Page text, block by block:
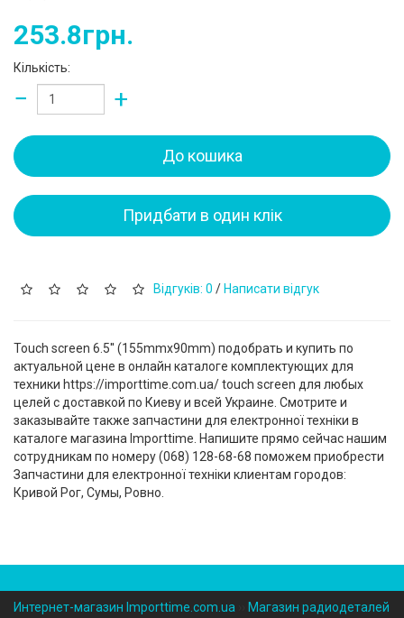
253.8грн.
Кількість:
− +
До кошика
Придбати в один клік
Відгуків: 0 / Написати відгук
Touch screen 6.5'' (155mmx90mm) подобрать и купить по
актуальной цене в онлайн каталоге комплектующих для
техники https://importtime.com.ua/ touch screen для любых
целей с доставкой по Киеву и всей Украине. Смотрите и
заказывайте также запчастини для електронної техніки в
каталоге магазина Importtime. Напишите прямо сейчас нашим
сотрудникам по номеру (‎068) 128-68-68 поможем приобрести
Запчастини для електронної техніки клиентам городов:
Кривой Рог, Сумы, Ровно.
Интернет-магазин Importtime.com.ua Магазин радиодеталей